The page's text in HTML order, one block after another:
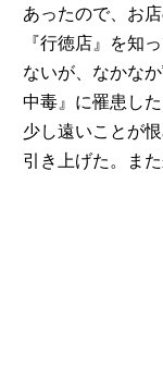
あったので、お
『行徳店』を知
ないが、なかな
中毒』に罹患し
少し遠いことが
引き上げた。また